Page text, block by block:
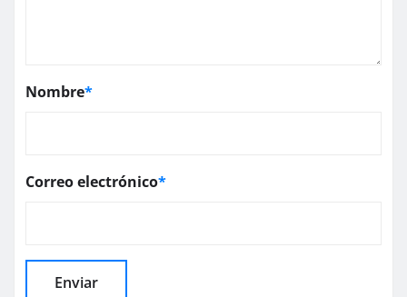
Nombre*
Correo electrónico*